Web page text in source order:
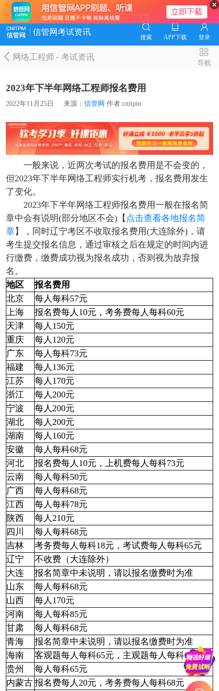
信管网考试资讯
搜索 APP下载 登录
网络工程师-考试资讯
导航
2023年下半年网络工程师报名费用
2022年11月25日 来源： 信管网 作者:cnitpm
一般来说，近两次考试的报名费用是不会变的，
但2023年下半年网络工程师实行机考，报名费用发生
了变化。
2023年下半年网络工程师报名费用一般在报名简
章中会有说明(部分地区不会)【 点击查看各地报名简
章】，同时辽宁考区不收取报名费用(大连除外)，请
考生提交报名信息，通过审核之后在规定的时间内进
行缴费，缴费成功视为报名成功，否则视为放弃报
名。
地区
报名费用
北京
每人每科57元
上海
报名费每人10元，考务费每人每科60元
天津
每人150元
重庆
每人120元
广东
每人每科73元
福建
每人136元
江苏
每人170元
浙江
每人200元
宁波
每人200元
湖北
每人200元
湖南
每人160元
安徽
每人每科68元
河北
报名费每人10元，上机费每人每科73元
云南
每人每科50元
广西
每人每科68元
江西
每人每科78元
陕西
每人210元
四川
每人每科68元
吉林
考务费每人每科18元，考试费每人每科65元
辽宁
不收费（大连除外）
大连
报名简章中未说明，请以报名缴费时为准
山东
每人每科68元
山西
每人170元
河南
每人每科85元
甘肃
每人每科68元
青海
报名简章中未说明，请以报名缴费时为准
海南
客观题每人每科65元，主观题每人每科68元
贵州
每人每科65元
内蒙古 报名费每人20元，考务费每人每科68元